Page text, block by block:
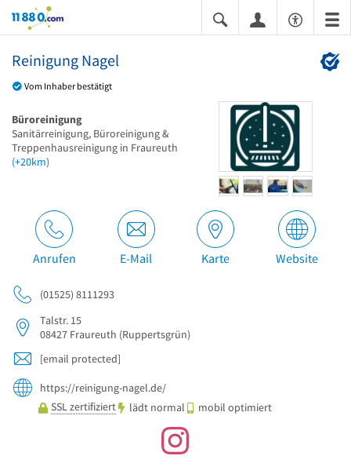
11880.com
Reinigung Nagel
Vom Inhaber bestätigt
Büroreinigung
Sanitärreinigung, Büroreinigung &
Treppenhausreinigung in Fraureuth
(+20km)
Anrufen E-Mail Karte Website
(01525) 8111293
Talstr. 15
08427 Fraureuth (Ruppertsgrün)
[email protected]
https://reinigung-nagel.de/
SSL zertifiziert
lädt normal mobil optimiert